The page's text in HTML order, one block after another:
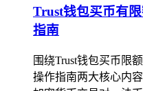
Trust钱包买币有
指南
围绕Trust钱包买币限
操作指南两大核心内